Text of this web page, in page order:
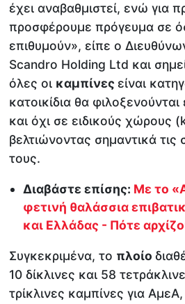
έχει αναβαθμιστεί, ενώ για
προσφέρουμε πρόγευμα σε
επιθυμούν», είπε ο
Scandro Holding Ltd και
όλες οι καμπίνεςείναι
κατοικίδια θα
και όχι σε ειδικούς χώρους
βελτιώνοντας σημαντικά τις
τους.
Διαβάστε επίσης: Με το
φετινή θαλάσσια
και Ελλάδας - Πότε
Συγκεκριμένα, το πλοίο
10 δίκλινες και 58
τρίκλινες καμπίνες για